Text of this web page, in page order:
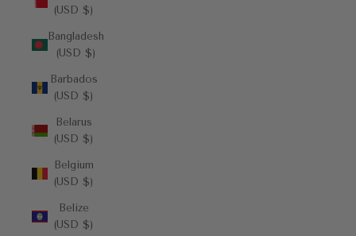
(USD $)
Bangladesh
(USD $)
Barbados
(USD $)
Belarus
(USD $)
Belgium
(USD $)
Belize
(USD $)